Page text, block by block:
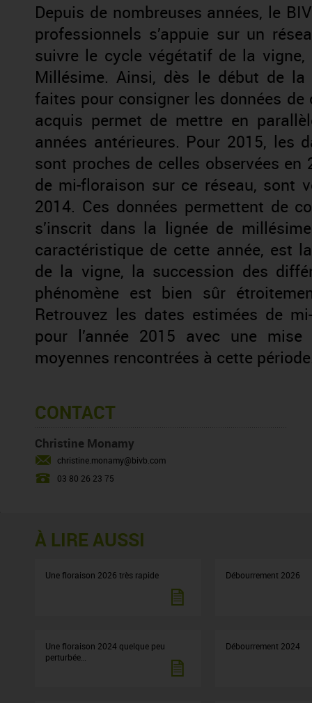
Depuis de nombreuses années, le
professionnels s’appuie sur un
suivre le cycle végétatif de la vigne,
Millésime. Ainsi, dès le début de
faites pour consigner les données de
acquis permet de mettre en
années antérieures. Pour 2015, les
sont proches de celles observées en
de mi-floraison sur ce réseau, sont
2014. Ces données permettent de
s’inscrit dans la lignée de
caractéristique de cette année, est
de la vigne, la succession des
phénomène est bien sûr
Retrouvez les dates estimées de
pour l’année 2015 avec une
moyennes rencontrées à cette
CONTACT
Christine Monamy
christine.monamy@bivb.com
03 80 26 23 75
À LIRE AUSSI
Une floraison 2026 très rapide Débourrement 2026
Une floraison 2024 quelque peu
perturbée…
Débourrement 2024